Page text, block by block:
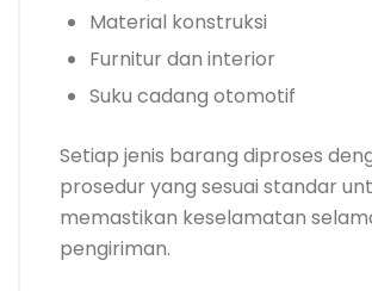
Material konstruksi
Furnitur dan interior
Suku cadang otomotif
Setiap jenis barang diproses
prosedur yang sesuai standar
memastikan keselamatan
pengiriman.